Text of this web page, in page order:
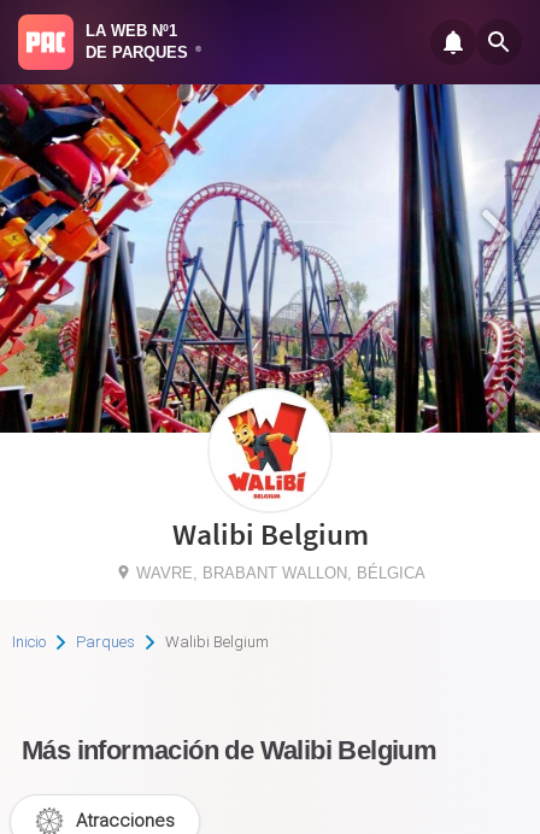
LA WEB Nº1
DE PARQUES
®
Walibi Belgium
WAVRE, BRABANT WALLON, BÉLGICA
Inicio Parques Walibi Belgium
Más información de Walibi Belgium
Atracciones